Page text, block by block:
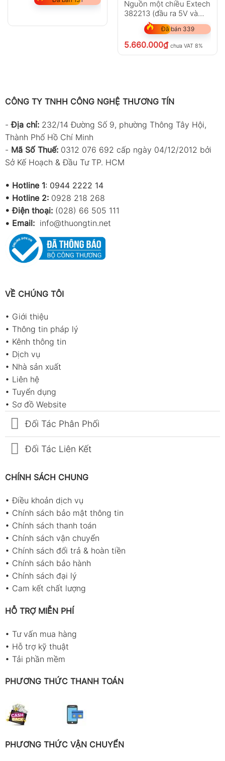
Nguồn một chiều Extech
382213 (đầu ra 5V và
12V cố định)
Đã bán 339
5.660.000₫ chưa VAT 8%
CÔNG TY TNHH CÔNG NGHỆ THƯƠNG TÍN
-Địa chỉ: 232/14 Đường Số 9, phường Thông Tây Hội,
Thành Phố Hồ Chí Minh
- Mã Số Thuế: 0312 076 692 cấp ngày 04/12/2012 bởi
Sở Kế Hoạch & Đầu Tư TP. HCM
• Hotline 1: 0944 2222 14
• Hotline 2: 0928 218 268
• Điện thoại: (028) 66 505 111
• Email: info@thuongtin.net
VỀ CHÚNG TÔI
• Giới thiệu
• Thông tin pháp lý
• Kênh thông tin
• Dịch vụ
• Nhà sản xuất
• Liên hệ
• Tuyển dụng
• Sơ đồ Website
Đối Tác Phân Phối
Đối Tác Liên Kết
CHÍNH SÁCH CHUNG
•Điều khoản dịch vụ
• Chính sách bảo mật thông tin
• Chính sách thanh toán
• Chính sách vận chuyển
• Chính sách đổi trả & hoàn tiền
• Chính sách bảo hành
• Chính sách đại lý
• Cam kết chất lượng
HỖ TRỢ MIỄN PHÍ
• Tư vấn mua hàng
• Hỗ trợ kỹ thuật
• Tải phần mềm
PHƯƠNG THỨC THANH TOÁN
PHƯƠNG THỨC VẬN CHUYỂN